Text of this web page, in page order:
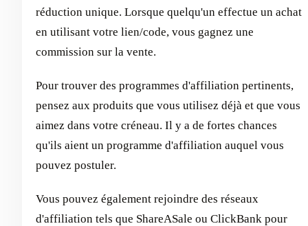
réduction unique. Lorsque quelqu'un effectue un achat
en utilisant votre lien/code, vous gagnez une
commission sur la vente.
Pour trouver des programmes d'affiliation pertinents,
pensez aux produits que vous utilisez déjà et que vous
aimez dans votre créneau. Il y a de fortes chances
qu'ils aient un programme d'affiliation auquel vous
pouvez postuler.
Vous pouvez également rejoindre des réseaux
d'affiliation tels que ShareASale ou ClickBank pour